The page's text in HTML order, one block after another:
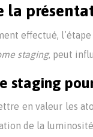
la
effectué,
staging, peut
staging
en valeur les
de la